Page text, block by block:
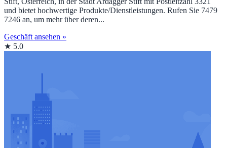
und bietet hochwertige Produkte/Dienstleistungen. Rufen Sie 7479
7246 an, um mehr über deren...
Geschäft ansehen »
★ 5.0